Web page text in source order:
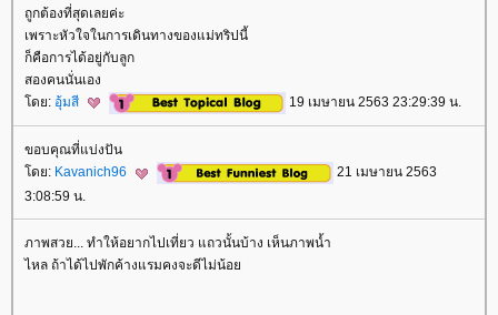
ถูกต้องที่สุดเลยค่ะ
เพราะหัวใจในการเดินทางของแม่ทริปนี้
ก็คือการได้อยู่กับลูก
สองคนนั่นเอง
ดย: อุ้มสี 19 เมษายน 2563 23:29:39 น.
ขอบคุณที่แบ่งปัน
ดย: Kavanich96
21 เมษายน 2563
3:08:59 น.
ภาพสวย... ทำให้อยากไปเที่ยว แถวนั้นบ้าง เห็นภาพน้ำ
ไหล ถ้าได้ไปพักค้างแรมคงจะดีไม่น้อ